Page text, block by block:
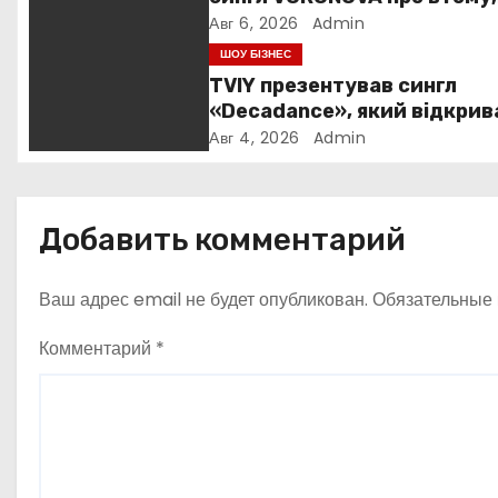
а
и
с
я
силу та повернення до себе
Авг 6, 2026 Admin
ШОУ БІЗНЕС
TVIY презентував сингл
«Decadance», який
нову сторінку українського
Авг 4, 2026 Admin
Добавить комментарий
Ваш адрес email не будет опубликован.
Комментарий *